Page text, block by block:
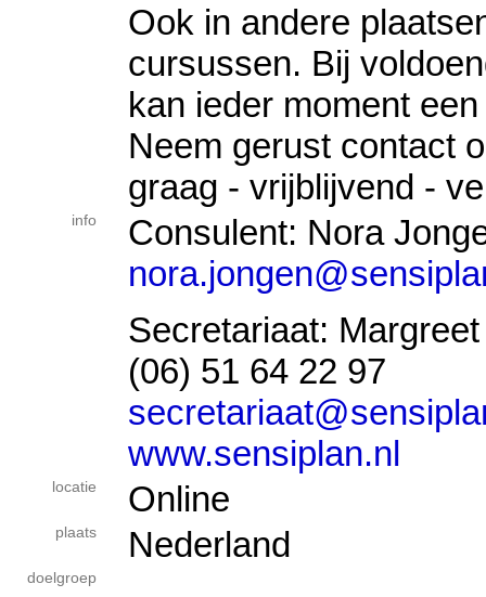
Ook in andere
cursussen. Bij
kan ieder moment
Neem gerust contact
graag - vrijblijvend -
info
Consulent: Nora
Secretariaat:
(06) 51 64 22 97
www.sensiplan.nl
locatie Online
plaats Nederland
doelgroep